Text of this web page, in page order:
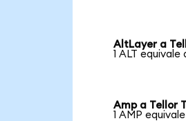
AltLayer a
1 ALT equivale
Amp a Tellor
1 AMP